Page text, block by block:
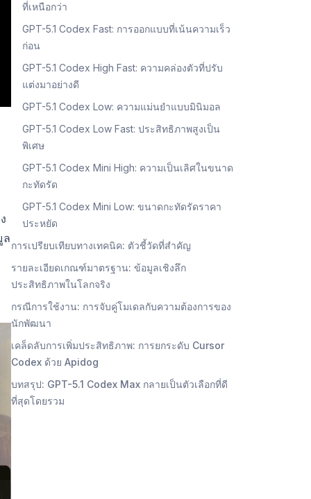
ล
ที่เหนือกว่า
GPT-5.1 Codex Fast: การออกแบบที่เน้นความเร็ว
ก่อน
GPT-5.1 Codex High Fast: ความคล่องตัวที่ปรับ
แต่งมาอย่างดี
GPT-5.1 Codex Low: ความแม่นยำแบบมินิมอล
GPT-5.1 Codex Low Fast: ประสิทธิภาพสูงเป็น
พิเศษ
GPT-5.1 Codex Mini High: ความเป็นเลิศในขนาด
กะทัดรัด
GPT-5.1 Codex Mini Low: ขนาดกะทัดรัดราคา
ประหยัด
การเปรียบเทียบทางเทคนิค: ตัวชี้วัดที่สำคัญ
รายละเอียดเกณฑ์มาตรฐาน: ข้อมูลเชิงลึก
ประสิทธิภาพในโลกจริง
กรณีการใช้งาน: การจับคู่โมเดลกับความต้องการของ
นักพัฒนา
เคล็ดลับการเพิ่มประสิทธิภาพ: การยกระดับ Cursor
Codex ด้วย Apidog
บทสรุป: GPT-5.1 Codex Max กลายเป็นตัวเลือกที่ดี
ที่สุดโดยรวม